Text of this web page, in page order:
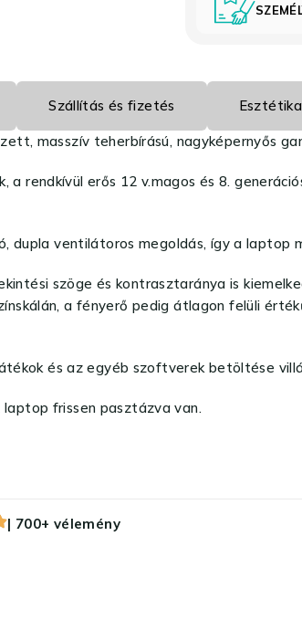
Szállítás és fizetés
masszív teherbírású, nagyképernyős
a rendkívül erős 12 v.magos és 8.
dupla ventilátoros megoldás, így a laptop
szöge és kontrasztaránya is
a fényerő pedig átlagon felüli
és az egyéb szoftverek betöltése
frissen pasztázva van.
| 700+ vélemény